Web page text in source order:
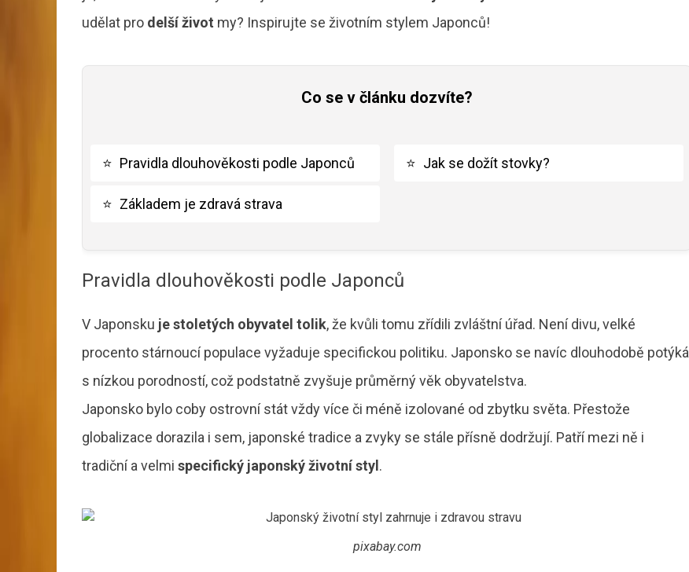
udělat pro delší život my? Inspirujte se životním stylem Japonců!
Co se v článku dozvíte?
⭐ Pravidla dlouhověkosti podle Japonců
⭐ Základem je zdravá strava
⭐ Jak se dožít stovky?
Pravidla dlouhověkosti podle Japonců
V Japonsku je stoletých obyvatel tolik, že kvůli tomu zřídili zvláštní úřad. Není divu, velké
procento stárnoucí populace vyžaduje specifickou politiku. Japonsko se navíc dlouhodobě potýká
s nízkou porodností, což podstatně zvyšuje průměrný věk obyvatelstva.
Japonsko bylo coby ostrovní stát vždy více či méně izolované od zbytku světa. Přestože
globalizace dorazila i sem, japonské tradice a zvyky se stále přísně dodržují. Patří mezi ně i
tradiční a velmi specifický japonský životní styl.
pixabay.com